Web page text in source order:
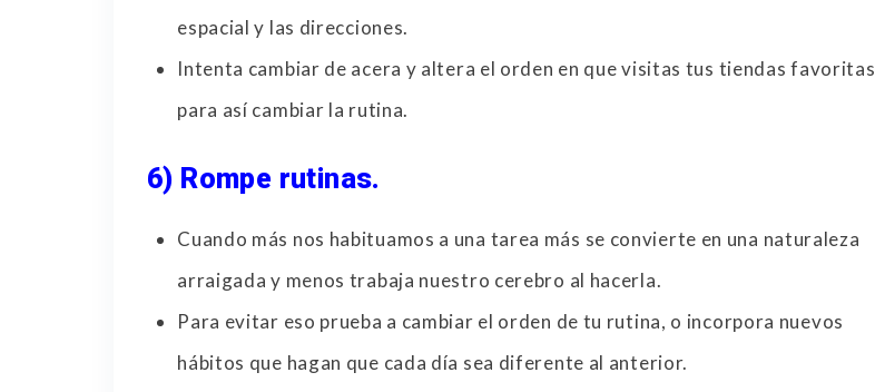
espacial y las direcciones.
Intenta cambiar de acera y altera el orden en que visitas tus tiendas favoritas
para así cambiar la rutina.
6) Rompe rutinas.
Cuando más nos habituamos a una tarea más se convierte en una naturaleza
arraigada y menos trabaja nuestro cerebro al hacerla.
Para evitar eso prueba a cambiar el orden de tu rutina, o incorpora nuevos
hábitos que hagan que cada día sea diferente al anterior.